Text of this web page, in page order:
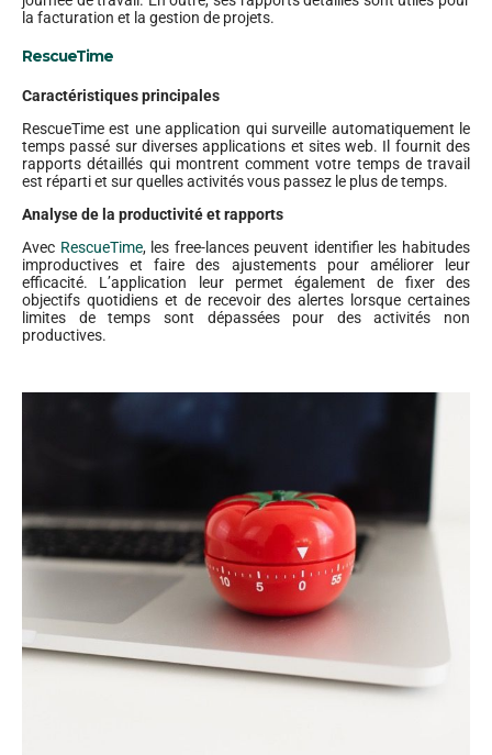
la facturation et la gestion de projets.
RescueTime
Caractéristiques principales
RescueTime est une application qui surveille automatiquement le
temps passé sur diverses applications et sites web. Il fournit des
rapports détaillés qui montrent comment votre temps de travail
est réparti et sur quelles activités vous passez le plus de temps.
Analyse de la productivité et rapports
Avec RescueTime, les free-lances peuvent identifier les habitudes
improductives et faire des ajustements pour améliorer leur
efficacité. L’application leur permet également de fixer des
objectifs quotidiens et de recevoir des alertes lorsque certaines
limites de temps sont dépassées pour des activités non
productives.